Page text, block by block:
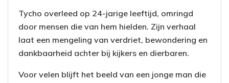
Tycho overleed op 24-jarige leeftijd, omringd
door mensen die van hem hielden. Zijn verhaal
laat een mengeling van verdriet, bewondering en
dankbaarheid achter bij kijkers en dierbaren.
Voor velen blijft het beeld van een jonge man die